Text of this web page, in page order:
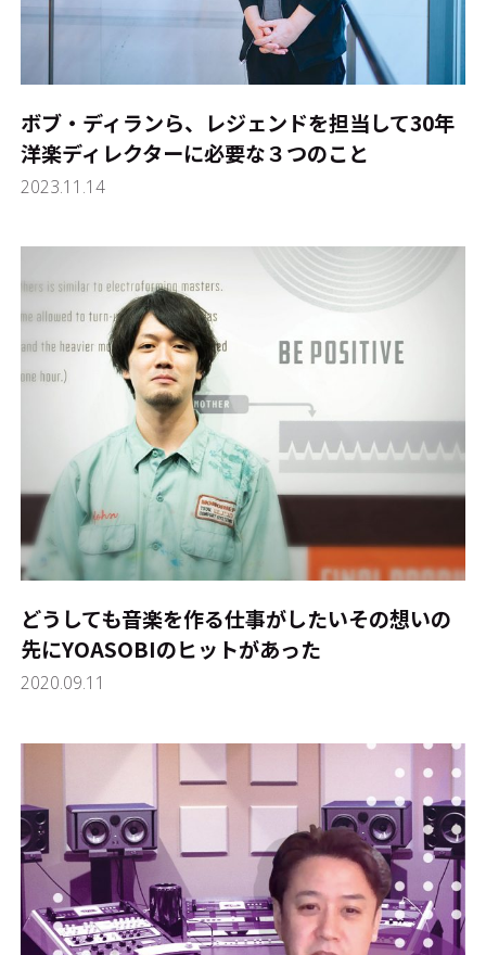
ボブ・ディランら、レジェンドを担当して30年――
洋楽ディレクターに必要な３つのこと
2023.11.14
どうしても音楽を作る仕事がしたい――その想いの
先にYOASOBIのヒットがあった
2020.09.11